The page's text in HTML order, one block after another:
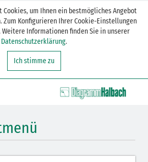
Cookies, um Ihnen ein bestmögliches Angebot
Zum Konfigurieren Ihrer Cookie-Einstellungen
Weitere Informationen finden Sie in unserer
Datenschutzerklärung.
Ich stimme zu